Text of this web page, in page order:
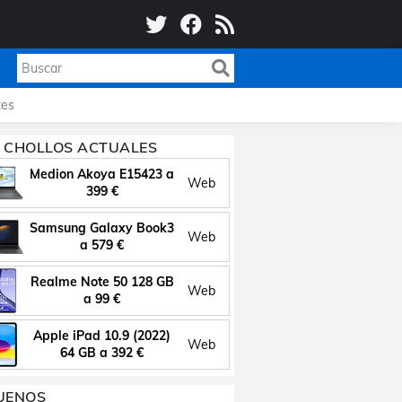
CHOLLOS ACTUALES
Medion Akoya E15423 a
399 €
Web
Samsung Galaxy Book3
a 579 €
Web
Realme Note 50 128 GB
a 99 €
Web
Apple iPad 10.9 (2022)
64 GB a 392 €
Web